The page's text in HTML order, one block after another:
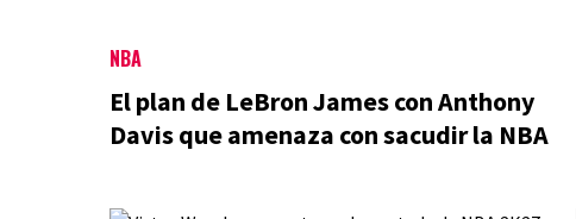
NBA
El plan de LeBron James con Anthony
Davis que amenaza con sacudir la NBA